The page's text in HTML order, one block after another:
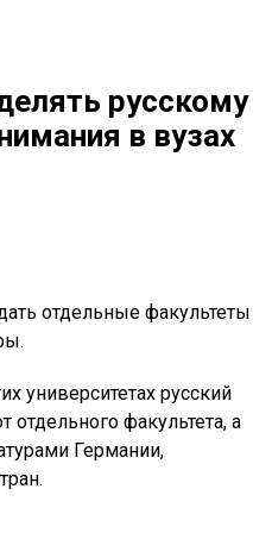
русскому
в вузах
отдельные факультеты
университетах русский
отдельного факультета, а
Германии,